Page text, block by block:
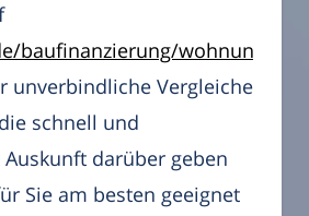
baufinanzierung/
unverbindliche Vergleiche
schnell und
darüber geben
Sie am besten geeignet